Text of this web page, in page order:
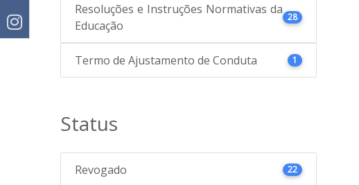
Resoluções e Instruções Normativas da
Educação
28
Termo de Ajustamento de Conduta 1
Status
Revogado 22